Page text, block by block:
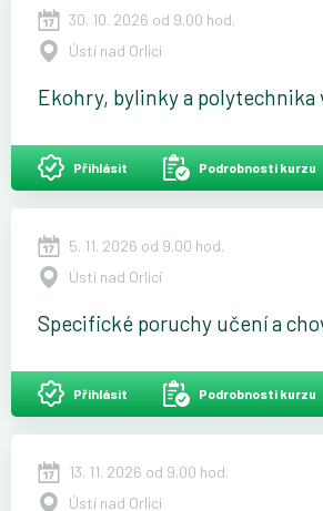
30. 10. 2026 od 9.00 hod.
Ústí nad Orlicí
Ekohry, bylinky a polytechnika
Přihlásit Podrobnosti kurzu
5. 11. 2026 od 9.00 hod.
Ústí nad Orlicí
Specifické poruchy učení a
Přihlásit Podrobnosti kurzu
13. 11. 2026 od 9.00 hod.
Ústí nad Orlicí